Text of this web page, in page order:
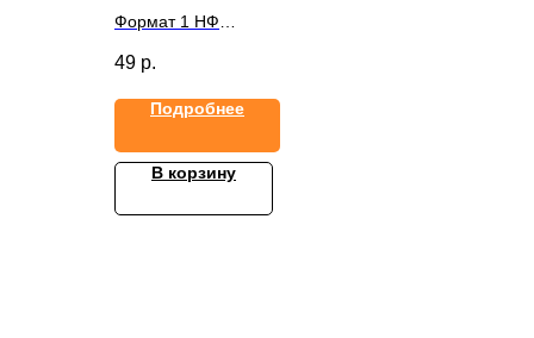
1NF
Формат 1 НФ
49 р.
Подробнее
В корзину